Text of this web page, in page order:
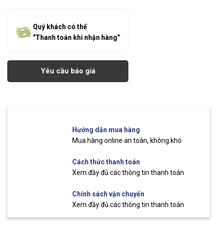
Quý khách có thể
"Thanh toán khi nhận hàng"
Yêu cầu báo giá
Hướng dẫn mua hàng
Mua hàng online an toàn, không khó
Cách thức thanh toán
Xem đầy đủ các thông tin thanh toán
Chính sách vận chuyển
Xem đầy đủ các thông tin thanh toán